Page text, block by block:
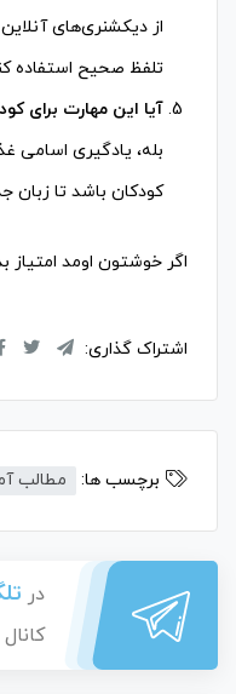
از دیکشنری‌های
تلفظ صحیح استفاده
آیا این مهارت برای
بله، یادگیری اسامی
کودکان باشد تا زبان
اگر خوشتون اومد امتیاز
اشتراک گذاری:
برچسب ها: مطالب
در